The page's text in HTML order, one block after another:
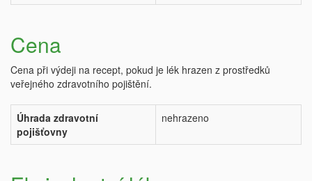
Cena
Cena při výdeji na recept, pokud je lék hrazen z prostředků
veřejného zdravotního pojištění.
Úhrada zdravotní
pojišťovny
nehrazeno